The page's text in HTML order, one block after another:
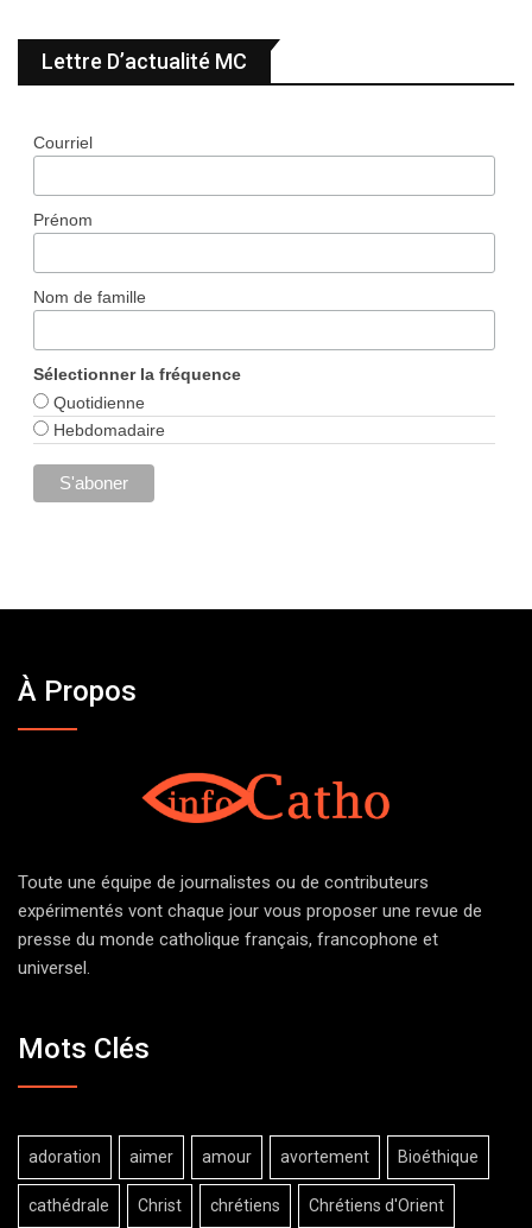
Lettre D’actualité MC
Courriel
Prénom
Nom de famille
Sélectionner la fréquence
Quotidienne
Hebdomadaire
À Propos
Toute une équipe de journalistes ou de contributeurs
expérimentés vont chaque jour vous proposer une revue de
presse du monde catholique français, francophone et
universel.
Mots Clés
adoration aimer amour avortement Bioéthique
cathédrale Christ chrétiens Chrétiens d'Orient